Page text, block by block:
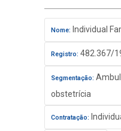
Nome: Individual
Registro: 482.367/
Segmentação:
obstetrícia
Contratação: